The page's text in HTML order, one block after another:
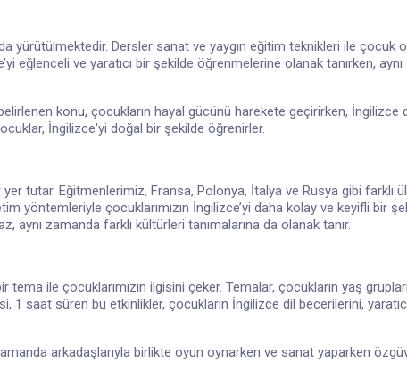
yürütülmektedir. Dersler sanat ve yaygın eğitim teknikleri ile çocuk
eğlenceli ve yaratıcı bir şekilde öğrenmelerine olanak tanırken,
konu, çocukların hayal gücünü harekete geçirirken,
İngilizce'yi doğal bir şekilde öğrenirler.
tutar. Eğitmenlerimiz, Fransa, Polonya, İtalya ve Rusya gibi farklı
yöntemleriyle çocuklarımızın İngilizce’yi daha kolay ve keyifli bir
zamanda farklı kültürleri tanımalarına da olanak tanır.
ile çocuklarımızın ilgisini çeker. Temalar, çocukların yaş
saat süren bu etkinlikler, çocukların İngilizce dil becerilerini,
arkadaşlarıyla birlikte oyun oynarken ve sanat yaparken